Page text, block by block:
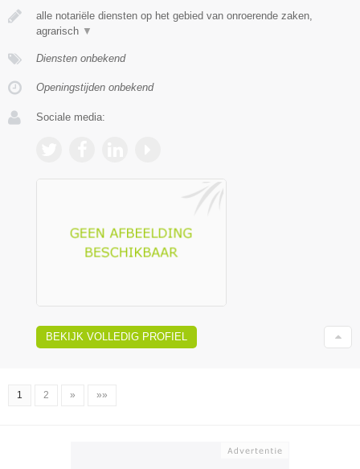
alle notariële diensten op het gebied van onroerende zaken,
agrarisch ▼
Diensten onbekend
Openingstijden onbekend
Sociale media:
BEKIJK VOLLEDIG PROFIEL
1 2 » »»